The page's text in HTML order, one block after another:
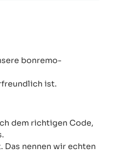
bonremo-
ist.
dem richtigen Code,
nennen wir echten